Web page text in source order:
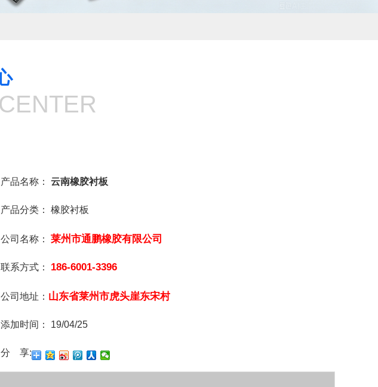
产品名称： 云南橡胶衬板
产品分类： 橡胶衬板
公司名称： 莱州市通鹏橡胶有限公司
联系方式： 186-6001-3396
公司地址： 山东省莱州市虎头崖东宋村
添加时间： 19/04/25
分 享: